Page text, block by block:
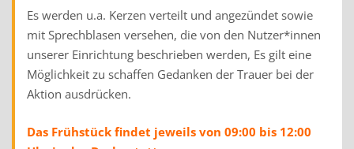
Es werden u.a. Kerzen verteilt und angezündet sowie
mit Sprechblasen versehen, die von den Nutzer*innen
unserer Einrichtung beschrieben werden, Es gilt eine
Möglichkeit zu schaffen Gedanken der Trauer bei der
Aktion ausdrücken.
Das Frühstück findet jeweils von 09:00 bis 12:00